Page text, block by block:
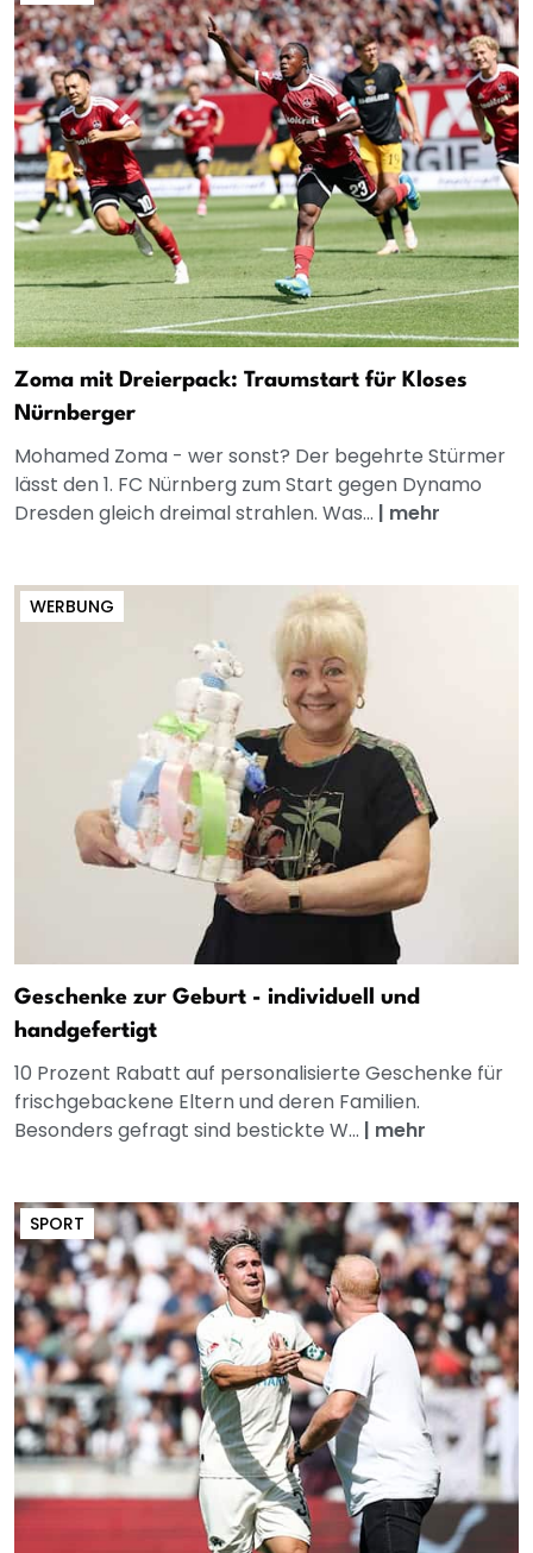
Zoma mit Dreierpack: Traumstart für Kloses
Nürnberger
Mohamed Zoma - wer sonst? Der begehrte Stürmer
lässt den 1. FC Nürnberg zum Start gegen Dynamo
Dresden gleich dreimal strahlen. Was... | mehr
WERBUNG
Geschenke zur Geburt - individuell und
handgefertigt
10 Prozent Rabatt auf personalisierte Geschenke für
frischgebackene Eltern und deren Familien.
Besonders gefragt sind bestickte W... | mehr
SPORT